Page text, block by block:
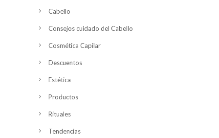
Cabello
Consejos cuidado del Cabello
Cosmética Capilar
Descuentos
Estética
Productos
Rituales
Tendencias